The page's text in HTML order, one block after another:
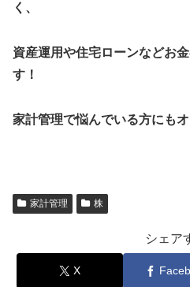
く、
資産運用や住宅ローンなどお
す！
家計管理で悩んでいる方にも
家計管理 株
シェア
X